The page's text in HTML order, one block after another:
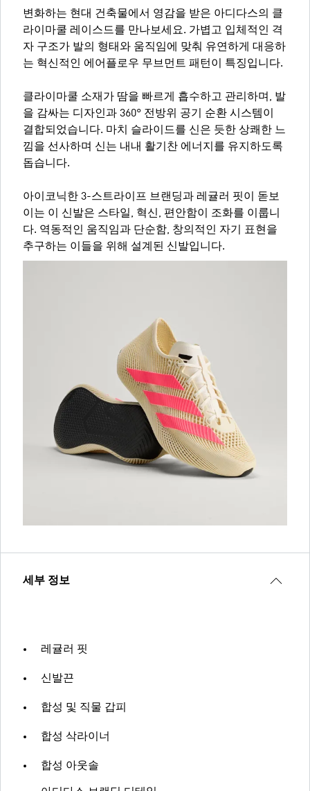
변화하는 현대 건축물에서 영감을 받은 아디다스의 클
라이마쿨 레이스드를 만나보세요. 가볍고 입체적인 격
자 구조가 발의 형태와 움직임에 맞춰 유연하게 대응하
는 혁신적인 에어플로우 무브먼트 패턴이 특징입니다.
클라이마쿨 소재가 땀을 빠르게 흡수하고 관리하며, 발
을 감싸는 디자인과 360° 전방위 공기 순환 시스템이
결합되었습니다. 마치 슬라이드를 신은 듯한 상쾌한 느
낌을 선사하며 신는 내내 활기찬 에너지를 유지하도록
돕습니다.
아이코닉한 3-스트라이프 브랜딩과 레귤러 핏이 돋보
이는 이 신발은 스타일, 혁신, 편안함이 조화를 이룹니
다. 역동적인 움직임과 단순함, 창의적인 자기 표현을
추구하는 이들을 위해 설계된 신발입니다.
세부 정보
레귤러 핏
신발끈
합성 및 직물 갑피
합성 삭라이너
합성 아웃솔